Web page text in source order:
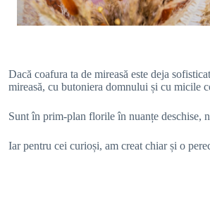
Dacă coafura ta de mireasă este deja
mireasă, cu butoniera domnului și cu micile
Sunt în prim-plan florile în nuanțe deschise,
Iar pentru cei curioși, am creat chiar și o